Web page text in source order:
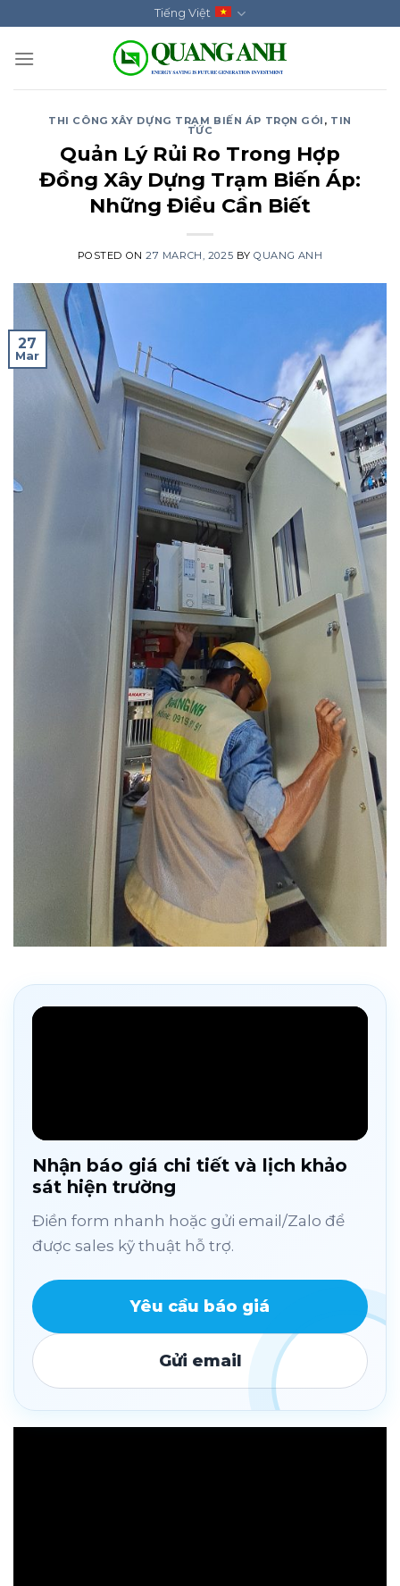
to
content
Tiếng Việt
THI CÔNG XÂY DỰNG TRẠM BIẾN ÁP TRỌN GÓI , TIN
TỨC
Quản Lý Rủi Ro Trong Hợp
Đồng Xây Dựng Trạm Biến Áp:
Những Điều Cần Biết
POSTED ON27 MARCH, 2025 BYQUANG ANH
27
Mar
Nhận báo giá chi tiết và lịch khảo
sát hiện trường
Điền form nhanh hoặc gửi email/Zalo để
được sales kỹ thuật hỗ trợ.
Yêu cầu báo giá
Gửi email